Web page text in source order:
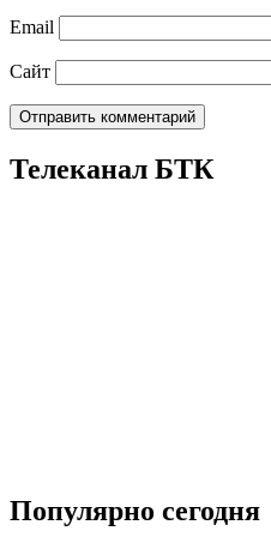
Email
Сайт
Телеканал БТК
Популярно сегодня